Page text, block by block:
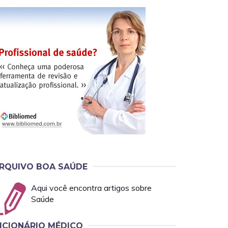
BOA SAÚDE
Aqui você encontra artigos sobre
Saúde
MÉDICO